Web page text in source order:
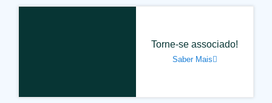
Torne-se associado!
Saber Mais